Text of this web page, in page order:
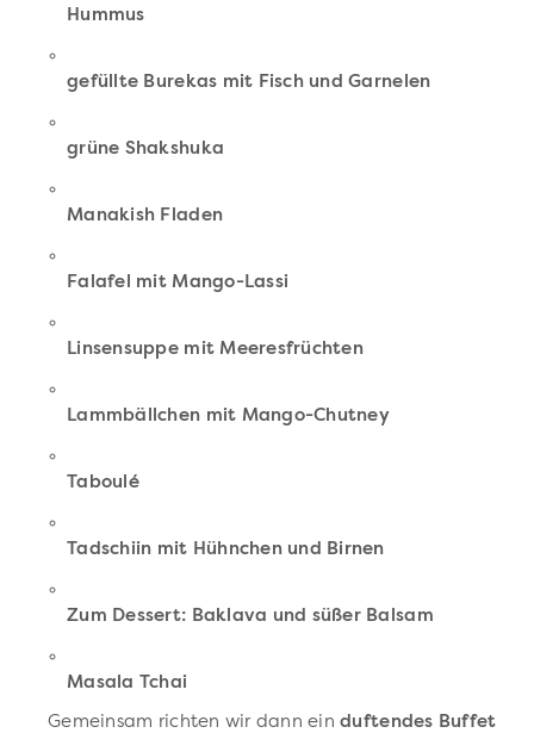
Hummus
gefüllte Burekas mit Fisch und Garnelen
grüne Shakshuka
Manakish Fladen
Falafel mit Mango-Lassi
Linsensuppe mit Meeresfrüchten
Lammbällchen mit Mango-Chutney
Taboulé
Tadschiin mit Hühnchen und Birnen
Zum Dessert: Baklava und süßer Balsam
Masala Tchai
Gemeinsam richten wir dann einduftendes Buffet